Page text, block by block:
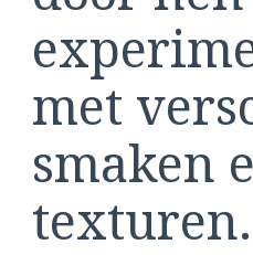
met
smaken
texturen.